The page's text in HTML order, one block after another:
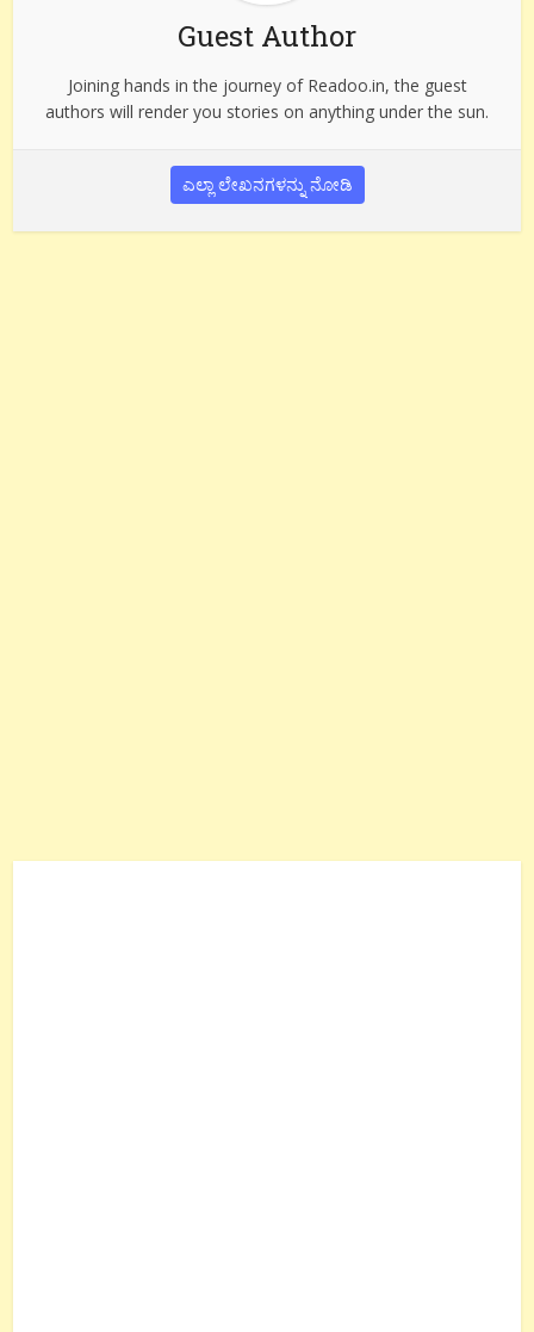
Guest Author
Joining hands in the journey of Readoo.in, the guest
authors will render you stories on anything under the sun.
ಎಲ್ಲಾ ಲೇಖನಗಳನ್ನು ನೋಡಿ